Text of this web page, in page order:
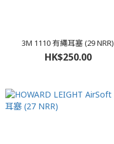
3M 1110 有繩耳塞 (29 NRR)
HK$250.00